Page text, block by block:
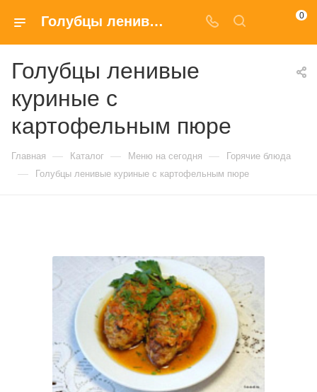
Голубцы ленивые куриные с картофельным пюре купить в Москве по доступным ценам 0
Голубцы ленивые
куриные с
картофельным пюре
Главная — Каталог — Меню на сегодня — Горячие блюда
— Голубцы ленивые куриные с картофельным пюре